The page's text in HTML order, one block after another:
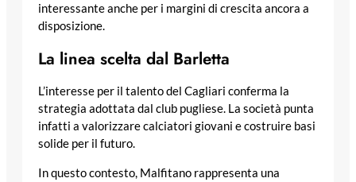
interessante anche per i margini di crescita ancora a
disposizione.
La linea scelta dal Barletta
L’interesse per il talento del Cagliari conferma la
strategia adottata dal club pugliese. La società punta
infatti a valorizzare calciatori giovani e costruire basi
solide per il futuro.
In questo contesto, Malfitano rappresenta una